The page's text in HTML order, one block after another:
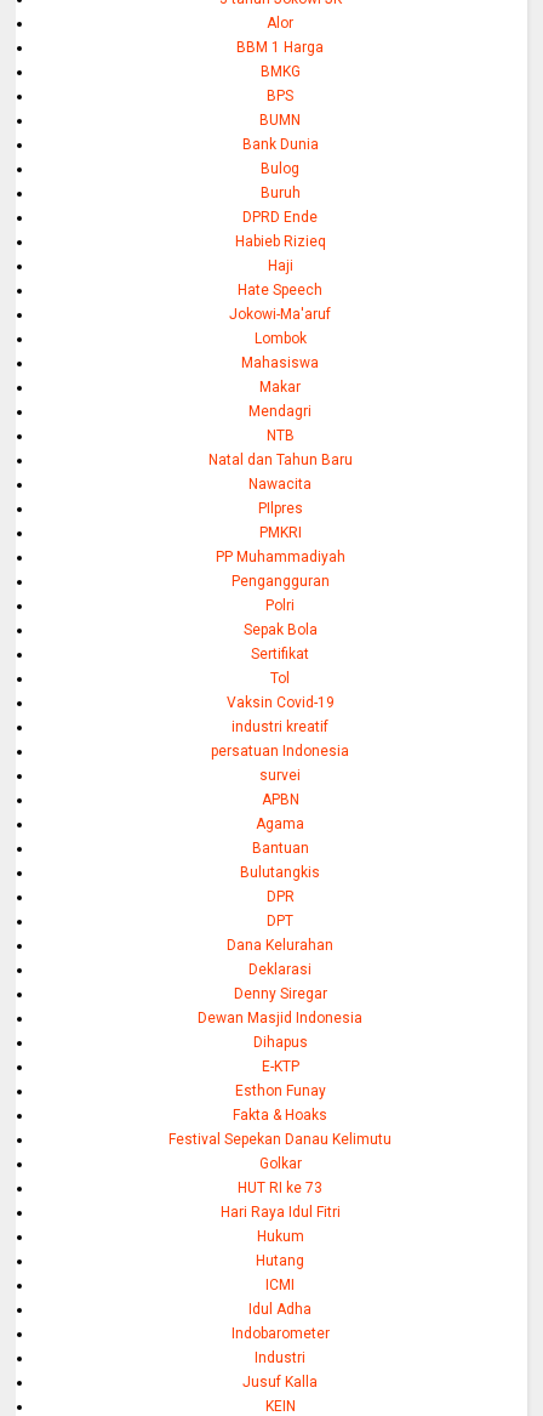
Alor
BBM 1 Harga
BMKG
BPS
BUMN
Bank Dunia
Bulog
Buruh
DPRD Ende
Habieb Rizieq
Haji
Hate Speech
Jokowi-Ma'aruf
Lombok
Mahasiswa
Makar
Mendagri
NTB
Natal dan Tahun Baru
Nawacita
PIlpres
PMKRI
PP Muhammadiyah
Pengangguran
Polri
Sepak Bola
Sertifikat
Tol
Vaksin Covid-19
industri kreatif
persatuan Indonesia
survei
APBN
Agama
Bantuan
Bulutangkis
DPR
DPT
Dana Kelurahan
Deklarasi
Denny Siregar
Dewan Masjid Indonesia
Dihapus
E-KTP
Esthon Funay
Fakta & Hoaks
Festival Sepekan Danau Kelimutu
Golkar
HUT RI ke 73
Hari Raya Idul Fitri
Hukum
Hutang
ICMI
Idul Adha
Indobarometer
Industri
Jusuf Kalla
KEIN